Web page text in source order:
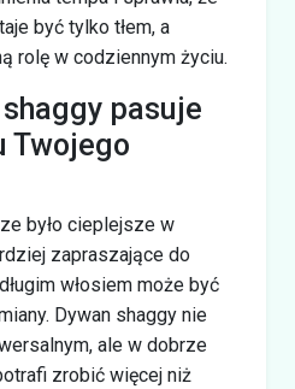
być tylko tłem, a
rolę w codziennym życiu.
pasuje
Twojego
było cieplejsze w
zapraszające do
włosiem może być
Dywan shaggy nie
ale w dobrze
zrobić więcej niż